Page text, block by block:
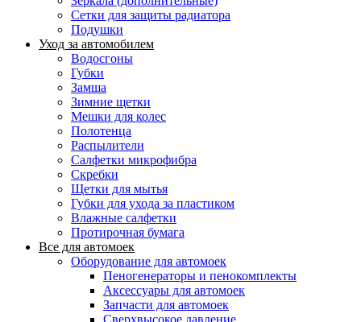
Сетки для защиты радиатора
Подушки
Уход за автомобилем
Водосгоны
Губки
Замша
Зимние щетки
Мешки для колес
Полотенца
Распылители
Салфетки микрофибра
Скребки
Щетки для мытья
Губки для ухода за пластиком
Влажные салфетки
Протирочная бумага
Все для автомоек
Оборудование для автомоек
Пеногенераторы и пенокомплекты
Аксессуары для автомоек
Запчасти для автомоек
Сверхвысокое давление